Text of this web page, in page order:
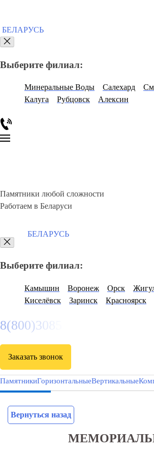
БЕЛАРУСЬ
Выберите филиал:
Минеральные Воды Салехард
Калуга
Рубцовск Алексин
Памятники любой сложности
Работаем в Беларуси
БЕЛАРУСЬ
Выберите филиал:
Камышин Воронеж Орск
Киселёвск
Заринск Красноярск
8(800)3085303
Заказать звонок
ПамятникиГоризонтальныеВертикальные
Вернуться назад